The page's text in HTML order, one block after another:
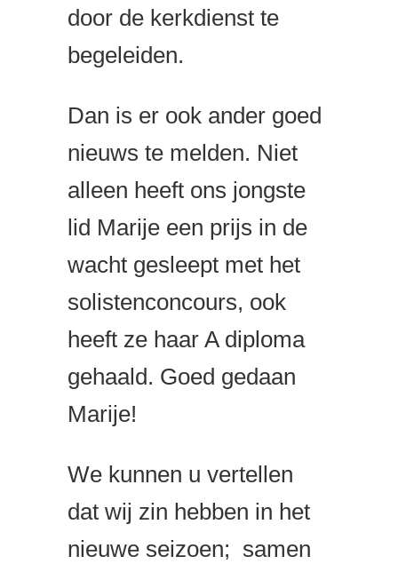
door de kerkdienst te
begeleiden.
Dan is er ook ander goed
nieuws te melden. Niet
alleen heeft ons jongste
lid Marije een prijs in de
wacht gesleept met het
solistenconcours, ook
heeft ze haar A diploma
gehaald. Goed gedaan
Marije!
We kunnen u vertellen
dat wij zin hebben in het
nieuwe seizoen; samen